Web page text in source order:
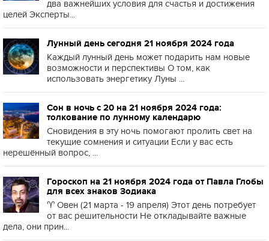
два важнейших условия для счастья и достижения
целей Эксперты...
Лунный день сегодня 21 ноября 2024 года
Каждый лунный день может подарить нам новые
возможности и перспективы О том, как
использовать энергетику Луны ...
Сон в ночь с 20 на 21 ноября 2024 года:
толкование по лунному календарю
Сновидения в эту ночь помогают пролить свет на
текущие сомнения и ситуации Если у вас есть
нерешённый вопрос, ...
Гороскоп на 21 ноября 2024 года от Павла Глобы
для всех знаков Зодиака
♈️ Овен (21 марта - 19 апреля) Этот день потребует
от вас решительности Не откладывайте важные
дела, они прин...